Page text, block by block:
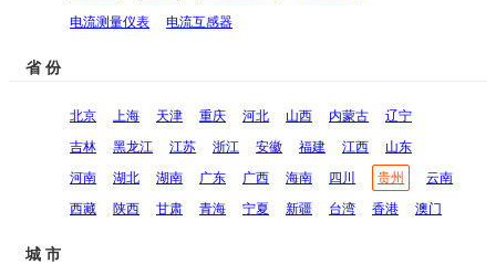
电流测量仪表
电流互感器
省 份
北京 上海 天津 重庆 河北 山西 内蒙古
辽宁
吉林
黑龙江 江苏 浙江 安徽 福建 江西
山东
河南
湖北 湖南 广东 广西 海南 四川 贵州
云南
西藏
陕西 甘肃 青海 宁夏 新疆 台湾 香港 澳门
城 市